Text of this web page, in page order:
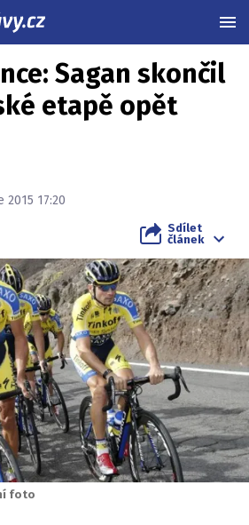
Sagan skončil
etapě opět
2015 17:20
Sdílet
článek
foto